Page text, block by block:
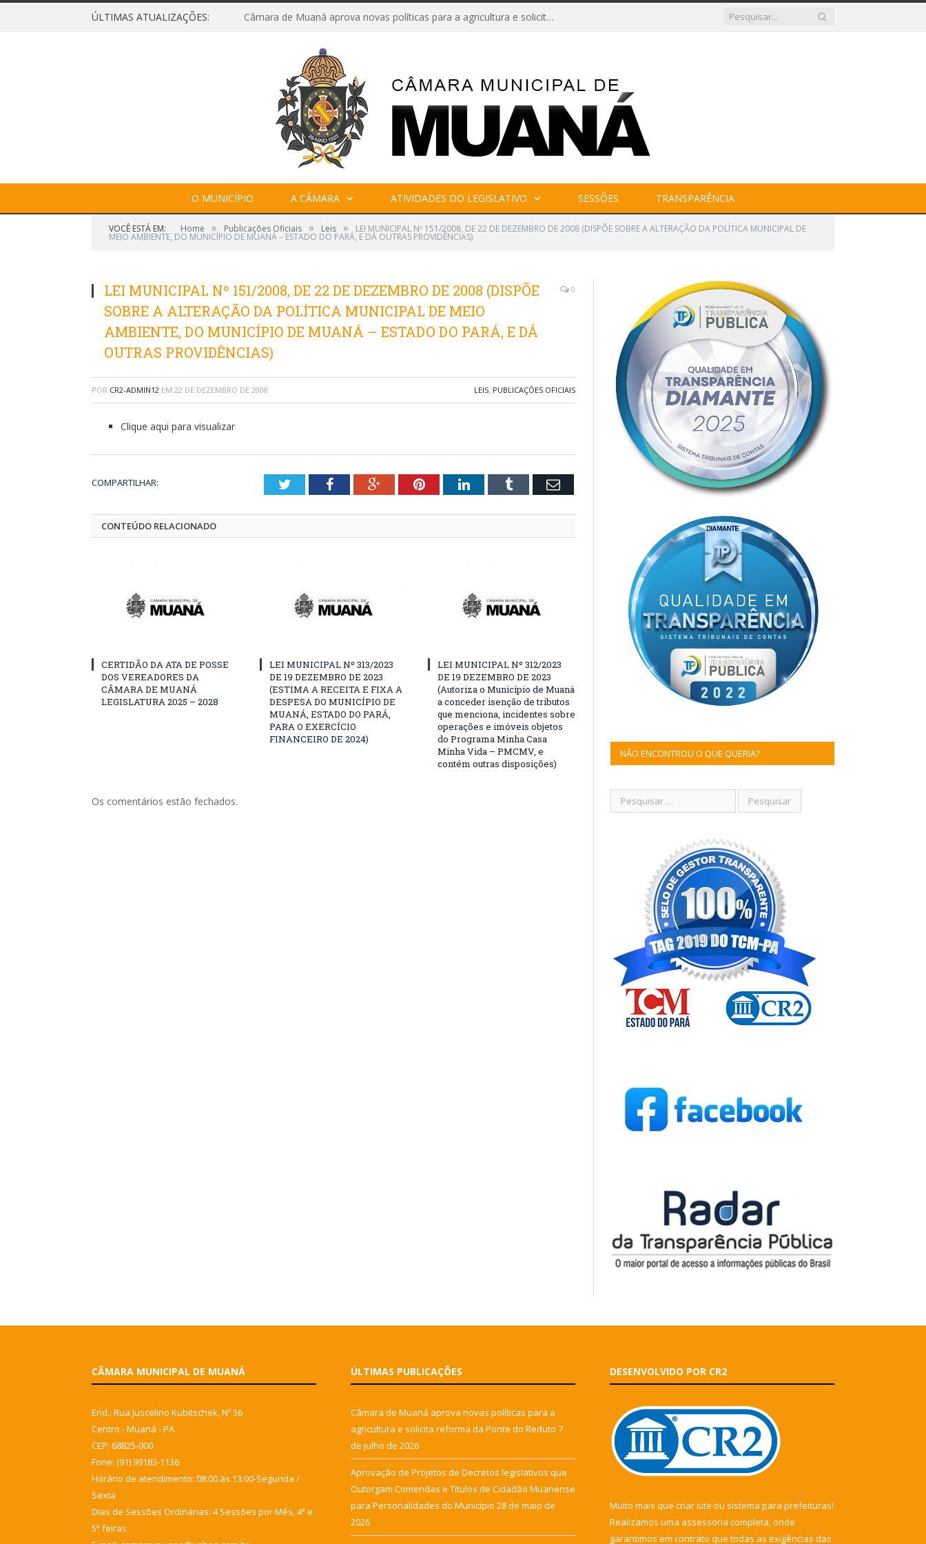
ÚLTIMAS ATUALIZAÇÕES: Câmara de Muaná aprova novas políticas para a agricultura e solicita reforma da Ponte do Reduto
O MUNICÍPIO A CÂMARA ATIVIDADES DO LEGISLATIVO SESSÕES TRANSPARÊNCIA
VOCÊ ESTÁ EM: Home » Publicações Oficiais » Leis » LEI MUNICIPAL Nº 151/2008, DE 22 DE DEZEMBRO DE 2008 (DISPÕE SOBRE A ALTERAÇÃO DA POLÍTICA MUNICIPAL DE
MEIO AMBIENTE, DO MUNICÍPIO DE MUANÁ – ESTADO DO PARÁ, E DÁ OUTRAS PROVIDÊNCIAS)
LEI MUNICIPAL Nº 151/2008, DE 22 DE DEZEMBRO DE 2008 (DISPÕE
SOBRE A ALTERAÇÃO DA POLÍTICA MUNICIPAL DE MEIO
AMBIENTE, DO MUNICÍPIO DE MUANÁ – ESTADO DO PARÁ, E DÁ
OUTRAS PROVIDÊNCIAS)
0
POR CR2-ADMIN12 EM 22 DE DEZEMBRO DE 2008 LEIS, PUBLICAÇÕES OFICIAIS
Clique aqui para visualizar
COMPARTILHAR: TwitterFacebookGoogle+PinterestLinkedInTumblr Email
CONTEÚDO RELACIONADO
CERTIDÃO DA ATA DE POSSE
DOS VEREADORES DA
CÂMARA DE MUANÁ
LEGISLATURA 2025 – 2028
LEI MUNICIPAL Nº 313/2023
DE 19 DEZEMBRO DE 2023
(ESTIMA A RECEITA E FIXA A
DESPESA DO MUNICÍPIO DE
MUANÁ, ESTADO DO PARÁ,
PARA O EXERCÍCIO
FINANCEIRO DE 2024)
LEI MUNICIPAL Nº 312/2023
DE 19 DEZEMBRO DE 2023
(Autoriza o Município de Muaná
a conceder isenção de tributos
que menciona, incidentes sobre
operações e imóveis objetos
do Programa Minha Casa
Minha Vida – PMCMV, e
contém outras disposições)
Os comentários estão fechados.
NÃO ENCONTROU O QUE QUERIA?
CÂMARA MUNICIPAL DE MUANÁ
End.: Rua Juscelino Kubitschek, Nº 36
Centro - Muaná - PA
CEP: 68825-000
Fone: (91) 99183-1136
Horário de atendimento: 08:00 às 13:00-Segunda /
Sexta
Dias de Sessões Ordinárias: 4 Sessões por Mês, 4ª e
5ª feiras
ÚLTIMAS PUBLICAÇÕES
Câmara de Muaná aprova novas políticas para a
agricultura e solicita reforma da Ponte do Reduto 7
de julho de 2026
Aprovação de Projetos de Decretos legislativos que
Outorgam Comendas e Títulos de Cidadão Muanense
para Personalidades do Município 28 de maio de
2026
DESENVOLVIDO POR CR2
Muito mais que criar site ou sistema para prefeituras!
Realizamos uma assessoria completa, onde
garantimos em contrato que todas as exigências das